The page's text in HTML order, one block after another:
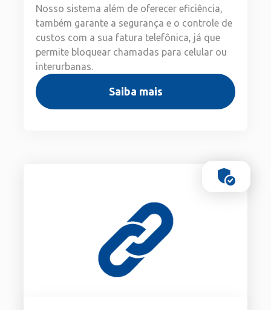
Nosso sistema além de oferecer eficiência,
também garante a segurança e o controle de
custos com a sua fatura telefônica, já que
permite bloquear chamadas para celular ou
interurbanas.
Saiba mais